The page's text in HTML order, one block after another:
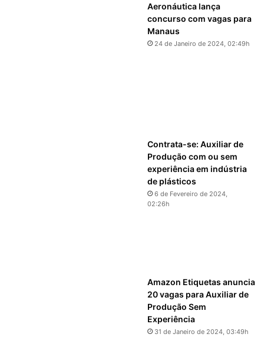
Aeronáutica lança
concurso com vagas para
Manaus
24 de Janeiro de 2024, 02:49h
Contrata-se: Auxiliar de
Produção com ou sem
experiência em indústria
de plásticos
6 de Fevereiro de 2024,
02:26h
Amazon Etiquetas anuncia
20 vagas para Auxiliar de
Produção Sem
Experiência
31 de Janeiro de 2024, 03:49h